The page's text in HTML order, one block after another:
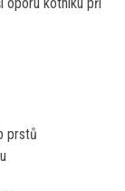
prstů